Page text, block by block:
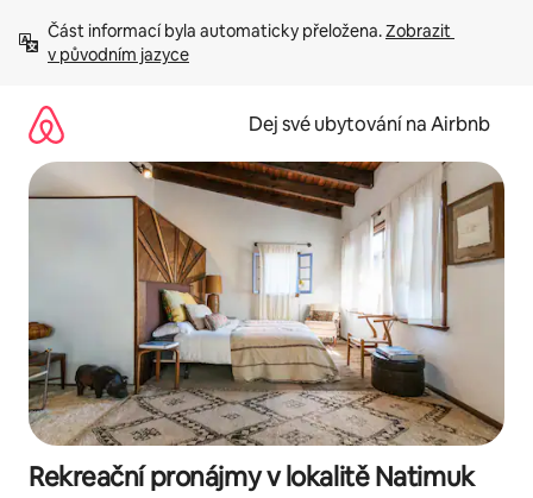
obsah
Část informací byla automaticky přeložena. Zobrazit
v původním jazyce
Dej své ubytování na Airbnb
Rekreační pronájmy v lokalitě Natimuk